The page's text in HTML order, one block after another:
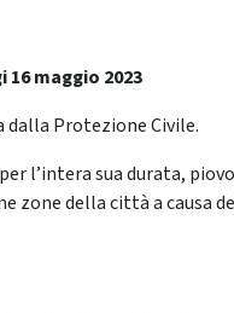
maggio 2023
Protezione Civile.
l’intera sua durata,
zone della città a causa